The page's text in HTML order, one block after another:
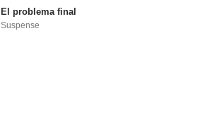
El problema final
Suspense